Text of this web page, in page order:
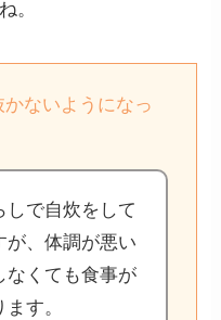
。
ないようになっ
しで自炊をして
が、体調が悪い
なくても食事が
す。